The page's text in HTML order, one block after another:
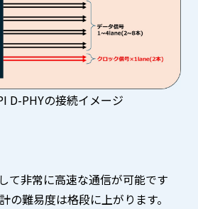
D-PHYの接続イメージ
て非常に高速な通信が可能です
の難易度は格段に上がります。